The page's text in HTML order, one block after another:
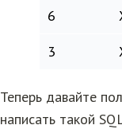
6
3
Теперь давайте
написать такой